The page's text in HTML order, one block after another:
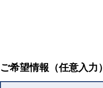
ご希望情報（任意入力）